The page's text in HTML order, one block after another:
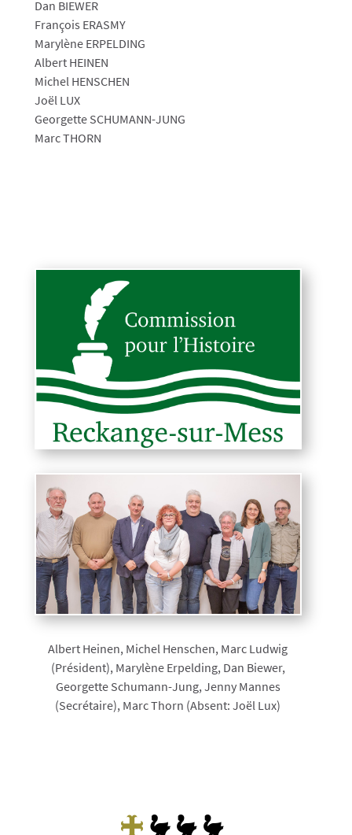
Dan BIEWER
François ERASMY
Marylène ERPELDING
Albert HEINEN
Michel HENSCHEN
Joël LUX
Georgette SCHUMANN-JUNG
Marc THORN
Albert Heinen, Michel Henschen, Marc Ludwig
(Président), Marylène Erpelding, Dan Biewer,
Georgette Schumann-Jung, Jenny Mannes
(Secrétaire), Marc Thorn (Absent: Joël Lux)